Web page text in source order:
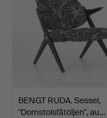
BENGT RUDA. Sessel,
"Domstolsfåtöljen", au…